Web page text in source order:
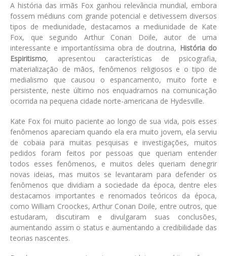
A história das irmãs Fox ganhou relevância mundial, embora
fossem médiuns com grande potencial e detivessem diversos
tipos de mediunidade, destacamos a mediunidade de Kate
Fox, que segundo Arthur Conan Doile, autor de uma
interessante e importantíssima obra de doutrina, História do
Espiritismo, apresentou características de psicografia,
materialização de mãos, fenômenos religiosos e o tipo de
medialismo que causou o espancamento, muito forte e
persistente, neste último nos enquadramos na comunicação
ocorrida na pequena cidade norte-americana de Hydesville.
Kate Fox foi muito paciente ao longo de sua vida, pois esses
fenômenos apareciam quando ela era muito jovem, ela serviu
de cobaia para muitas pesquisas e investigações, muitos
pedidos foram feitos por pessoas que queriam entender
todos esses fenômenos, e muitos deles queriam denegrir
novas ideias, mas muitos se levantaram para defender os
fenômenos que dividiam a sociedade da época, dentre eles
destacamos importantes e renomados teóricos da época,
como William Croockes, Arthur Conan Doile, entre outros, que
estudaram, discutiram e divulgaram suas conclusões,
aumentando assim o status e aumentando a credibilidade das
teorias nascentes.